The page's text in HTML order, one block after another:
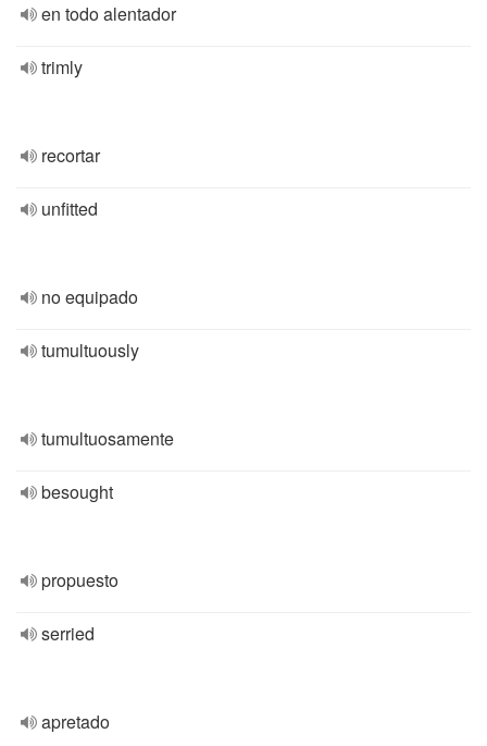
en todo alentador
trimly
recortar
unfitted
no equipado
tumultuously
tumultuosamente
besought
propuesto
serried
apretado